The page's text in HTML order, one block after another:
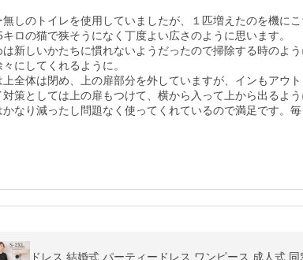
無しのトイレを使用していましたが、１匹増えたのを機にこ
ロの猫で狭そうになく丁度よい広さのように思います。
は新しいかたちに慣れないようだったので掃除する時のよ
々にしてくれるように。
上全体は閉め、上の扉部分を外していますが、インもアウト
対策としては上の扉もつけて、横から入って上から出るよ
かなり減ったし問題なく使ってくれているので満足です。毎